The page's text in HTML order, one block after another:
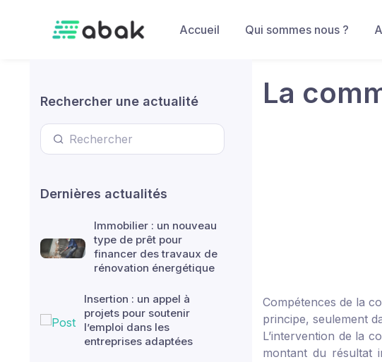
Accueil Qui sommes nous ?
Rechercher une actualité
Dernières actualités
Immobilier : un nouveau
type de prêt pour
financer des travaux de
rénovation énergétique
Insertion : un appel à
projets pour soutenir
l’emploi dans les
entreprises adaptées
La
Compétences de la
principe, seulement
L’intervention de la
montant du résultat